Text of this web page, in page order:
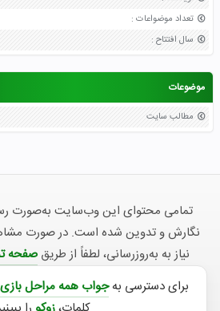
تعداد موضواعات :
سال افتتاح :
موضوعات
مطالب سایت
تمامی محتوای این وب‌سایت به‌صورت
نگارش و تدوین شده است. در صورت
نیاز به به‌روزرسانی، لطفاً از طریقصفحه
برای دسترسی به جواب همه مراحل بازی